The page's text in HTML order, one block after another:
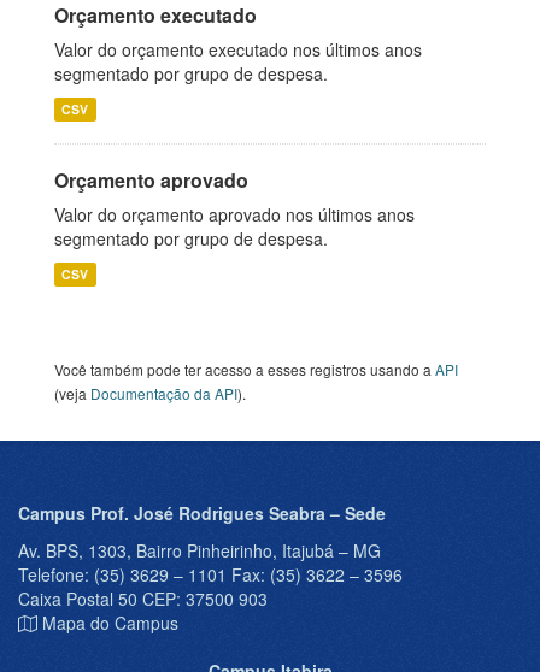
Orçamento executado
Valor do orçamento executado nos últimos anos
segmentado por grupo de despesa.
CSV
Orçamento aprovado
Valor do orçamento aprovado nos últimos anos
segmentado por grupo de despesa.
CSV
Você também pode ter acesso a esses registros usando a API
(veja Documentação da API).
Campus Prof. José Rodrigues Seabra – Sede
Av. BPS, 1303, Bairro Pinheirinho, Itajubá – MG
Telefone: (35) 3629 – 1101 Fax: (35) 3622 – 3596
Caixa Postal 50 CEP: 37500 903
Mapa do Campus